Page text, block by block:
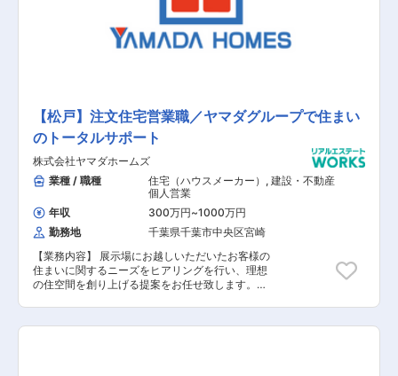
を活用した集客導線が確立されており、安定して
働くことが可能です。また、飛び込み営業はほと
んどなく、展示場にお越しいただいたお客様や資
料請求されたお客様の対応が主になります。
【松戸】注文住宅営業職／ヤマダグループで住まい
のトータルサポート
株式会社ヤマダホームズ
業種 / 職種
住宅（ハウスメーカー） , 建設・不動産
個人営業
年収
300万円~1000万円
勤務地
千葉県千葉市中央区宮崎
【業務内容】 展示場にお越しいただいたお客様の
住まいに関するニーズをヒアリングを行い、理想
の住空間を創り上げる提案をお任せ致します。土
す。 【具体的な業務内容】 ■展示場へお越しい